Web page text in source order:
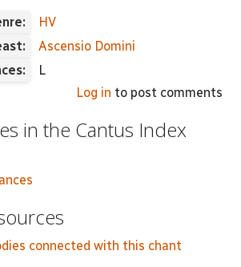
HV
Ascensio Domini
L
Log in to post comments
in the Cantus Index
connected with this chant